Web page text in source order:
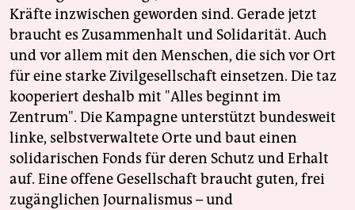
Kräfte inzwischen geworden sind. Gerade jetzt
braucht es Zusammenhalt und Solidarität. Auch
und vor allem mit den Menschen, die sich vor Ort
für eine starke Zivilgesellschaft einsetzen. Die taz
kooperiert deshalb mit "Alles beginnt im
Zentrum". Die Kampagne unterstützt bundesweit
linke, selbstverwaltete Orte und baut einen
solidarischen Fonds für deren Schutz und Erhalt
auf. Eine offene Gesellschaft braucht guten, frei
zugänglichen Journalismus – und